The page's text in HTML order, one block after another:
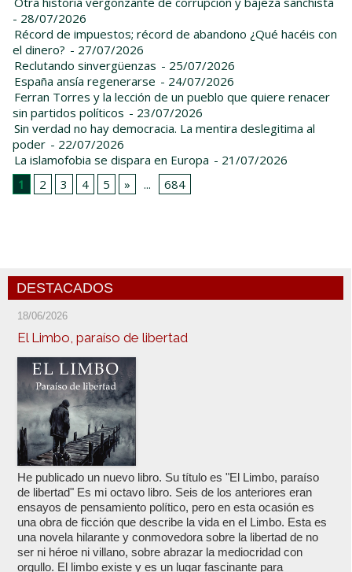
- 28/07/2026
Récord de impuestos; récord de abandono ¿Qué hacéis con
el dinero? - 27/07/2026
Reclutando sinvergüenzas - 25/07/2026
España ansía regenerarse - 24/07/2026
Ferran Torres y la lección de un pueblo que quiere renacer
sin partidos políticos - 23/07/2026
Sin verdad no hay democracia. La mentira deslegitima al
poder - 22/07/2026
La islamofobia se dispara en Europa - 21/07/2026
1
2 3 4 5 » ... 684
DESTACADOS
18/06/2026
El Limbo, paraíso de libertad
He publicado un nuevo libro. Su título es "El Limbo, paraíso
de libertad" Es mi octavo libro. Seis de los anteriores eran
ensayos de pensamiento político, pero en esta ocasión es
una obra de ficción que describe la vida en el Limbo. Esta es
una novela hilarante y conmovedora sobre la libertad de no
ser ni héroe ni villano, sobre abrazar la mediocridad con
orgullo. El limbo existe y es un lugar fascinante para